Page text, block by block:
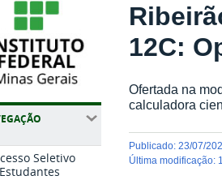
Seletivo
12C:
Ofertada na
calculadora
publicado:23/07/
última modificação: